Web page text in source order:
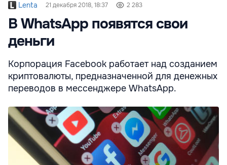
Lenta 21 декабря 2018, 18:37 2 283
В WhatsApp появятся свои
деньги
Корпорация Facebook работает над созданием
криптовалюты, предназначенной для денежных
переводов в мессенджере WhatsApp.